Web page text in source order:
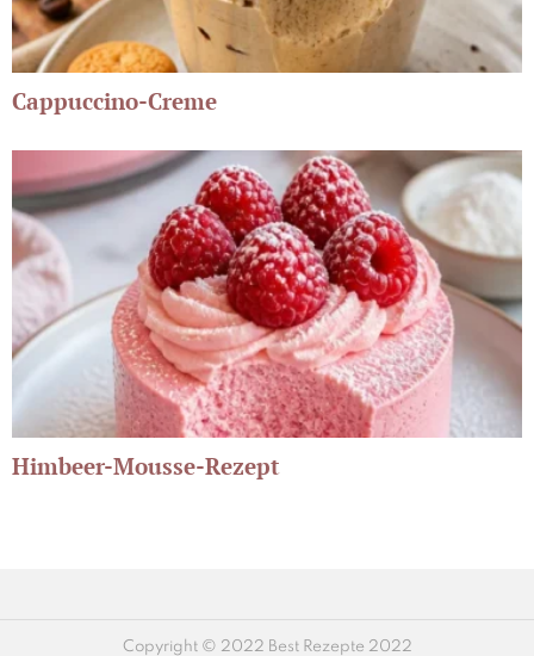
Cappuccino-Creme
Himbeer-Mousse-Rezept
Copyright © 2022 Best Rezepte 2022